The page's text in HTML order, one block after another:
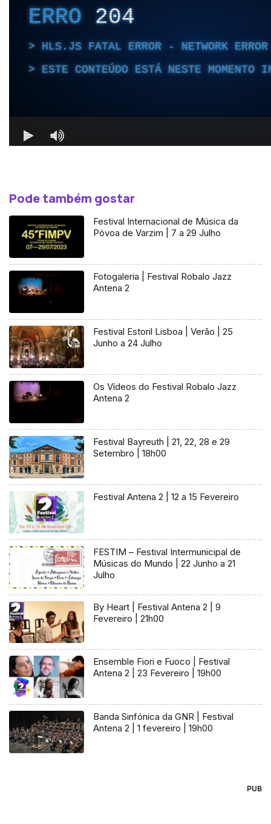
Pode também gostar
Festival Internacional de Música da
Póvoa de Varzim | 7 a 29 Julho
Fotogaleria | Festival Robalo Jazz
Antena 2
Festival Estoril Lisboa | Verão | 25
Junho a 24 Julho
Os Vídeos do Festival Robalo Jazz
Antena 2
Festival Bayreuth | 21, 22, 28 e 29
Setembro | 18h00
Festival Antena 2 | 12 a 15 Fevereiro
FESTIM – Festival Intermunicipal de
Músicas do Mundo | 22 Junho a 21
Julho
By Heart | Festival Antena 2 | 9
Fevereiro | 21h00
Ensemble Fiori e Fuoco | Festival
Antena 2 | 23 Fevereiro | 19h00
Banda Sinfónica da GNR | Festival
Antena 2 | 1 fevereiro | 19h00
PUB